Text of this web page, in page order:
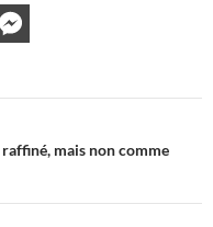
mais non comme